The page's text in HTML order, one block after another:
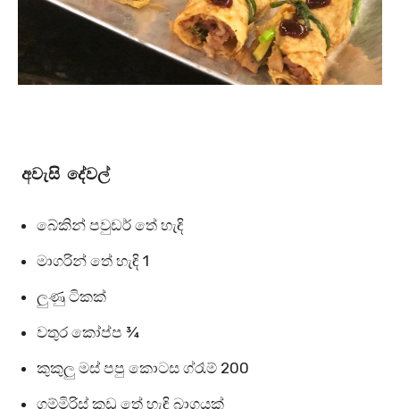
අවැසි දේවල්
බේකින් පවුඩර් තේ හැඳි
මාගරින් තේ හැඳි 1
ලුණු ටිකක්
වතුර කෝප්ප ¾
කුකුලු මස් පපු කොටස ග්රෑම් 200
ගම්මිරිස් කුඩු තේ හැඳි බාගයක්